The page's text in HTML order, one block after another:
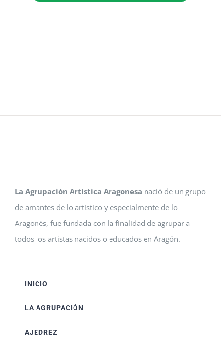
La Agrupación Artística Aragonesa nació de un grupo
de amantes de lo artístico y especialmente de lo
Aragonés, fue fundada con la finalidad de agrupar a
todos los artistas nacidos o educados en Aragón.
INICIO
LA AGRUPACIÓN
AJEDREZ